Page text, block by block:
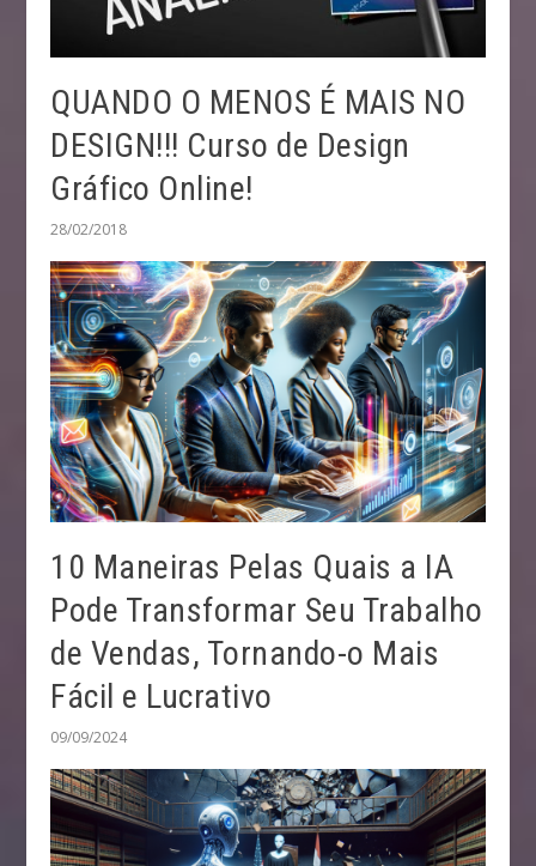
QUANDO O MENOS É MAIS NO
DESIGN!!! Curso de Design
Gráfico Online!
28/02/2018
10 Maneiras Pelas Quais a IA
Pode Transformar Seu Trabalho
de Vendas, Tornando-o Mais
Fácil e Lucrativo
09/09/2024